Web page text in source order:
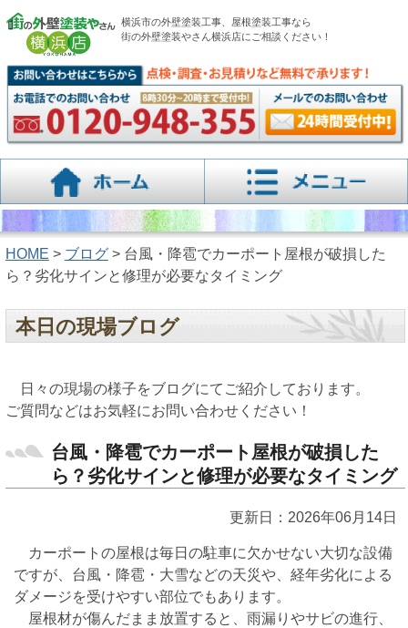
横浜市の外壁塗装工事、屋根塗装工事なら
街の外壁塗装やさん横浜店にご相談ください！
HOME > ブログ> 台風・降雹でカーポート屋根が破損した
ら？劣化サインと修理が必要なタイミング
本日の現場ブログ
日々の現場の様子をブログにてご紹介しております。
ご質問などはお気軽にお問い合わせください！
台風・降雹でカーポート屋根が破損した
ら？劣化サインと修理が必要なタイミング
更新日：2026年06月14日
カーポートの屋根は毎日の駐車に欠かせない大切な設備
ですが、台風・降雹・大雪などの天災や、経年劣化による
ダメージを受けやすい部位でもあります。
屋根材が傷んだまま放置すると、雨漏りやサビの進行、